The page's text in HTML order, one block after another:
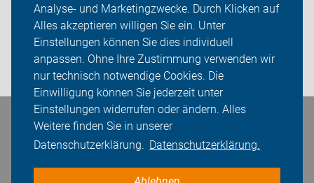
Analyse- und Marketingzwecke. Durch Klicken auf
Alles akzeptieren willigen Sie ein. Unter
Einstellungen können Sie dies individuell
anpassen. Ohne Ihre Zustimmung verwenden wir
nur technisch notwendige Cookies. Die
Einwilligung können Sie jederzeit unter
Einstellungen widerrufen oder ändern. Alles
Weitere finden Sie in unserer
Datenschutzerklärung. Datenschutzerklärung.
Sei dabei
Presse
Login
Bleiben Sie in Kontakt